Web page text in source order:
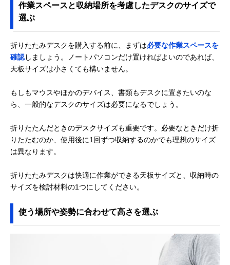
作業スペースと収納場所を考慮したデスクのサイズで
選ぶ
折りたたみデスクを購入する前に、まずは必要な作業スペースを
確認しましょう。ノートパソコンだけ置ければよいのであれば、
天板サイズは小さくても構いません。
もしもマウスやほかのデバイス、書類もデスクに置きたいのな
ら、一般的なデスクのサイズは必要になるでしょう。
折りたたんだときのデスクサイズも重要です。必要なときだけ折
りたたむのか、使用後に1回ずつ収納するのかでも理想のサイズ
は異なります。
折りたたみデスクは快適に作業ができる天板サイズと、収納時の
サイズを検討材料の1つにしてください。
使う場所や姿勢に合わせて高さを選ぶ